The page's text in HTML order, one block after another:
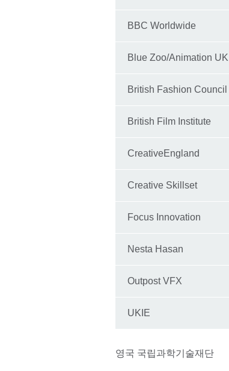
BBC Worldwide
Blue Zoo/Animation UK
British Fashion Council
British Film Institute
CreativeEngland
Creative Skillset
Focus Innovation
Nesta Hasan
Outpost VFX
UKIE
영국 국립과학기술재단